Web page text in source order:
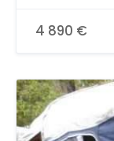
4 890 €